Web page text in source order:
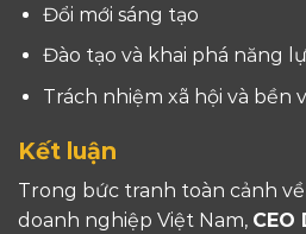
Đổi mới sáng tạo
Đào tạo và khai phá năng
Trách nhiệm xã hội và bền
Kết luận
Trong bức tranh toàn cảnh
doanh nghiệp Việt Nam, CEO